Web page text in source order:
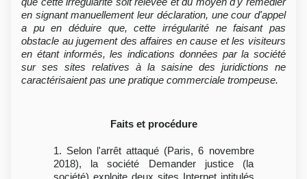
en signant manuellement leur déclaration, une cour d'appel
a pu en déduire que, cette irrégularité ne faisant pas
obstacle au jugement des affaires en cause et les visiteurs
en étant informés, les indications données par la société
sur ses sites relatives à la saisine des juridictions ne
caractérisaient pas une pratique commerciale trompeuse.
Faits et procédure
1. Selon l'arrêt attaqué (Paris, 6 novembre
2018), la société Demander justice (la